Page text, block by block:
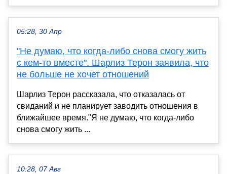
05:28, 30 Апр
"Не думаю, что когда-либо снова смогу жить
с кем-то вместе". Шарлиз Терон заявила, что
не больше не хочет отношений
Шарлиз Терон рассказала, что отказалась от
свиданий и не планирует заводить отношения в
ближайшее время."Я не думаю, что когда-либо
снова смогу жить ...
10:28, 07 Авг